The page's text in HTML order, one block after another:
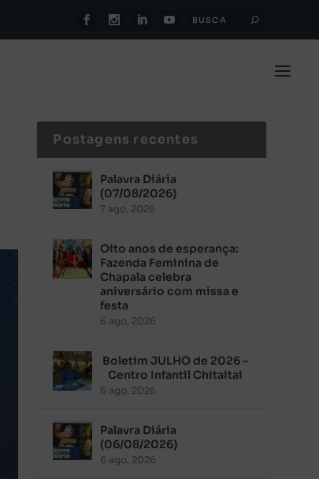
Postagens recentes
Palavra Diária
(07/08/2026)
7 ago, 2026
Oito anos de esperança:
Fazenda Feminina de
Chapala celebra
aniversário com missa e
festa
6 ago, 2026
Boletim JULHO de 2026 –
Centro Infantil Chitaitai
6 ago, 2026
Palavra Diária
(06/08/2026)
6 ago, 2026